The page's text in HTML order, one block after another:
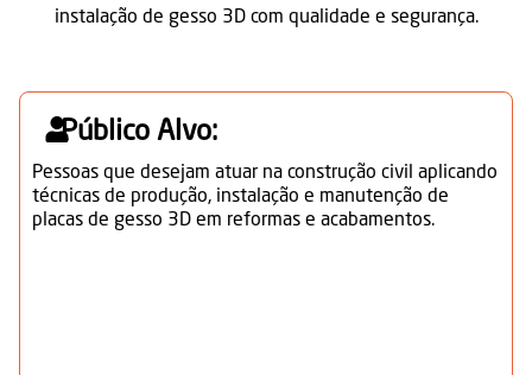
instalação de gesso 3D com qualidade e segurança.
Público Alvo:
Pessoas que desejam atuar na construção civil aplicando
técnicas de produção, instalação e manutenção de
placas de gesso 3D em reformas e acabamentos.